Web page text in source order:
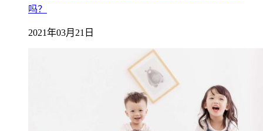
吗？
2021年03月21日